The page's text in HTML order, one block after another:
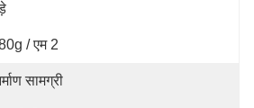
/ एम 2
सामग्री